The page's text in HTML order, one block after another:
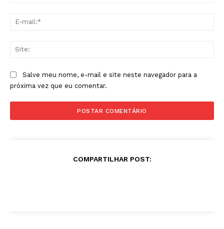
Salve meu nome, e-mail e site neste navegador para a
próxima vez que eu comentar.
COMPARTILHAR POST: